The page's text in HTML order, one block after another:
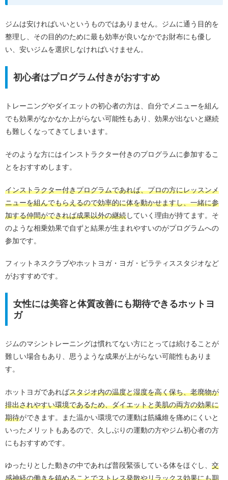
ジムは安ければいいというものではありません。ジムに通う目的を
整理し、その目的のために最も効率が良いなかでお財布にも優し
い、安いジムを選択しなければいけません。
初心者はプログラム付きがおすすめ
トレーニングやダイエットの初心者の方は、自分でメニューを組ん
でも効果がなかなか上がらない可能性もあり、効果が出ないと継続
も難しくなってきてしまいます。
そのような方にはインストラクター付きのプログラムに参加するこ
とをおすすめします。
インストラクター付きプログラムであれば、プロの方にレッスンメ
ニューを組んでもらえるので効率的に体を動かせますし、一緒に参
加する仲間ができれば成果以外の継続していく理由が持てます。そ
のような相乗効果で自ずと結果が生まれやすいのがプログラムへの
参加です。
フィットネスクラブやホットヨガ・ヨガ・ピラティススタジオなど
がおすすめです。
女性には美容と体質改善にも期待できるホットヨ
ガ
ジムのマシントレーニングは慣れてない方にとっては続けることが
難しい場合もあり、思うような成果が上がらない可能性もありま
す。
ホットヨガであればスタジオ内の温度と湿度を高く保ち、老廃物が
排出されやすい環境であるため、ダイエットと美肌の両方の効果に
期待ができます。また温かい環境での運動は筋繊維を痛めにくいと
いったメリットもあるので、久しぶりの運動の方やジム初心者の方
にもおすすめです。
ゆったりとした動きの中であれば普段緊張している体をほぐし、 交
感神経の働きを鎮めることでストレス発散やリラックス効果にも期